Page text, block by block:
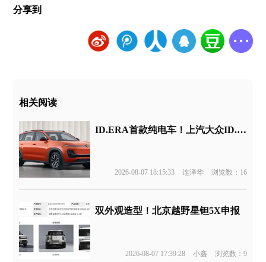
分享到
相关阅读
ID.ERA首款纯电车！上汽大众ID.ERA 5X申报
2026-08-07 18:15:33 连泽华 浏览数：16
双外观造型！北京越野星钽5X申报
2026-08-07 17:39:28 小鑫 浏览数：9